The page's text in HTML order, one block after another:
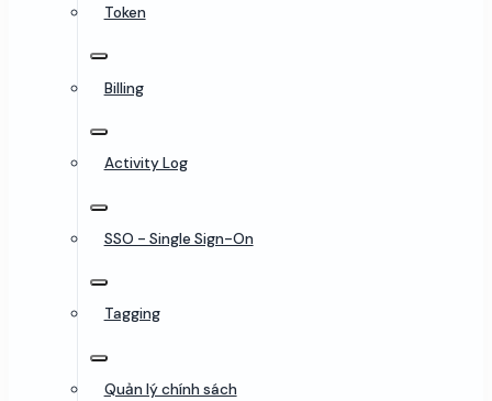
Token
Billing
Activity Log
SSO - Single Sign-On
Tagging
Quản lý chính sách